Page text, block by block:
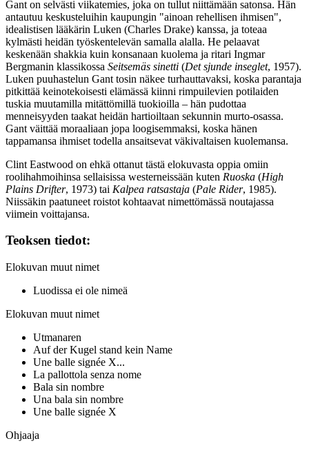
Gant on selvästi viikatemies, joka on tullut niittämään satonsa. Hän
antautuu keskusteluihin kaupungin "ainoan rehellisen ihmisen",
idealistisen lääkärin Luken (Charles Drake) kanssa, ja toteaa
kylmästi heidän työskentelevän samalla alalla. He pelaavat
keskenään shakkia kuin konsanaan kuolema ja ritari Ingmar
Bergmanin klassikossa Seitsemäs sinetti (Det sjunde inseglet, 1957).
Luken puuhastelun Gant tosin näkee turhauttavaksi, koska parantaja
pitkittää keinotekoisesti elämässä kiinni rimpuilevien potilaiden
tuskia muutamilla mitättömillä tuokioilla – hän pudottaa
menneisyyden taakat heidän hartioiltaan sekunnin murto-osassa.
Gant väittää moraaliaan jopa loogisemmaksi, koska hänen
tappamansa ihmiset todella ansaitsevat väkivaltaisen kuolemansa.
Clint Eastwood on ehkä ottanut tästä elokuvasta oppia omiin
roolihahmoihinsa sellaisissa westerneissään kuten Ruoska (High
Plains Drifter, 1973) tai Kalpea ratsastaja (Pale Rider, 1985).
Niissäkin paatuneet roistot kohtaavat nimettömässä noutajassa
viimein voittajansa.
Teoksen tiedot:
Elokuvan muut nimet
Luodissa ei ole nimeä
Elokuvan muut nimet
Utmanaren
Auf der Kugel stand kein Name
Une balle signée X...
La pallottola senza nome
Bala sin nombre
Una bala sin nombre
Une balle signée X
Ohjaaja